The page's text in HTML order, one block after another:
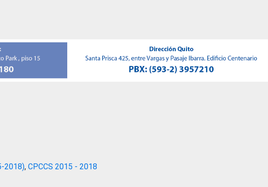
2018), CPCCS 2015 - 2018